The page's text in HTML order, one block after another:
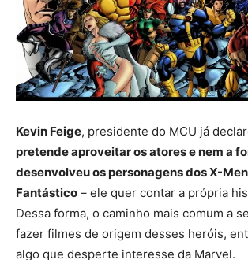
Kevin Feige, presidente do MCU já
pretende aproveitar os atores e nem a
desenvolveu os personagens dos X-
Fantástico – ele quer contar a própria
Dessa forma, o caminho mais comum a
fazer filmes de origem desses heróis,
algo que desperte interesse da Marvel.